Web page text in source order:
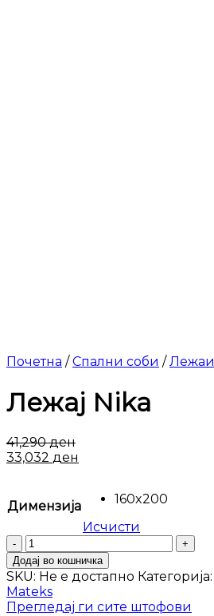
Почетна / Спални соби / Лежаи
Лежај Nika
41,290ден
33,032 ден
Димензија
160x200
Исчисти
Лежај
Nika
количина
Додај во кошничка
SKU: Не е достапно Категорија:
Mateks
Прегледај ги сите штофови